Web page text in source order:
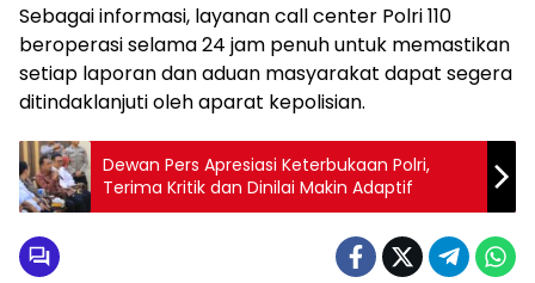
Sebagai informasi, layanan call center Polri 110
beroperasi selama 24 jam penuh untuk memastikan
setiap laporan dan aduan masyarakat dapat segera
ditindaklanjuti oleh aparat kepolisian.
Dewan Pers Apresiasi Keterbukaan Polri,
Terima Kritik dan Dinilai Makin Adaptif